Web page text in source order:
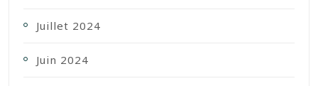
Juillet 2024
Juin 2024